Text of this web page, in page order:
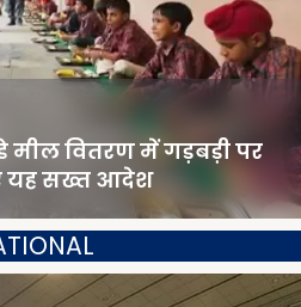
मील वितरण में गड़बड़ी पर
यह सख्त आदेश